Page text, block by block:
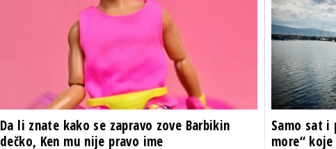
Da li znate kako se zapravo zove Barbikin
dečko, Ken mu nije pravo ime
Samo sat i
more“